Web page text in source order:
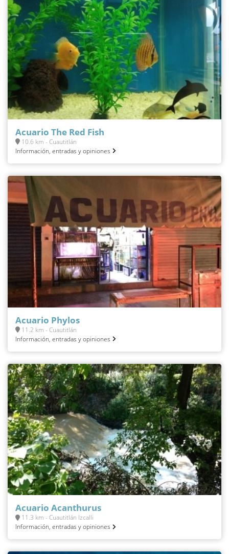
Acuario The Red Fish
10.6 km - Cuautitlán
Información, entradas y opiniones
Acuario Phylos
11.2 km - Cuautitlán
Información, entradas y opiniones
Acuario Acanthurus
11.3 km - Cuautitlán Izcalli
Información, entradas y opiniones